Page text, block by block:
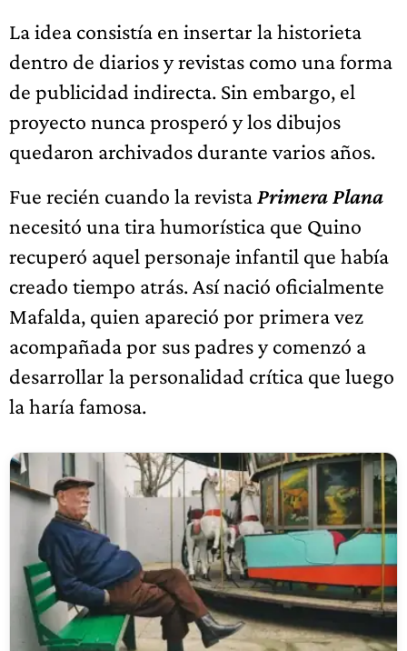
La idea consistía en insertar la historieta
dentro de diarios y revistas como una forma
de publicidad indirecta. Sin embargo, el
proyecto nunca prosperó y los dibujos
quedaron archivados durante varios años.
Fue recién cuando la revistaPrimera Plana
necesitó una tira humorística que Quino
recuperó aquel personaje infantil que había
creado tiempo atrás. Así nació oficialmente
Mafalda, quien apareció por primera vez
acompañada por sus padres y comenzó a
desarrollar la personalidad crítica que luego
la haría famosa.